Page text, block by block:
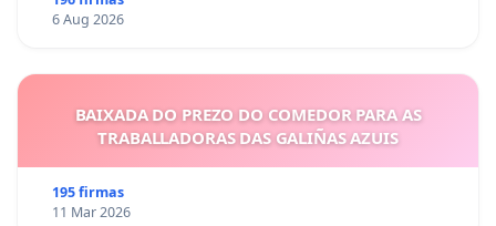
6 Aug 2026
BAIXADA DO PREZO DO COMEDOR PARA AS
TRABALLADORAS DAS GALIÑAS AZUIS
195 firmas
11 Mar 2026